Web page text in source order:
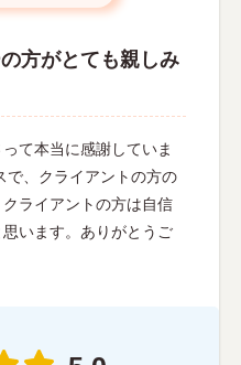
方がとても親しみ
て本当に感謝していま
で、クライアントの方の
ライアントの方は自信
います。ありがとうご